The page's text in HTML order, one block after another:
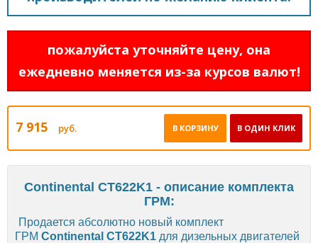
пожалуйста уточняйте цену, она
ежедневно меняется из-за курсов валют!
7 915 руб. В ОДИН КЛИК
В КОРЗИНУ
Continental CT622K1 - описание комплекта
ГРМ:
Продается абсолютно новый комплект
ГРМ Continental CT622K1 для дизельных двигателей